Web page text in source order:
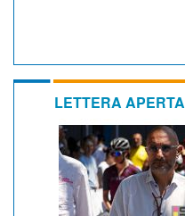
LETTERA APERTA